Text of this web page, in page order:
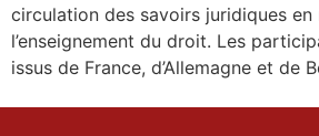
circulation des savoirs juridiques en
l’enseignement du droit. Les
issus de France, d’Allemagne et de